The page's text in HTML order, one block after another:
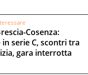
Cosenza:
in serie C, scontri tra
gara interrotta